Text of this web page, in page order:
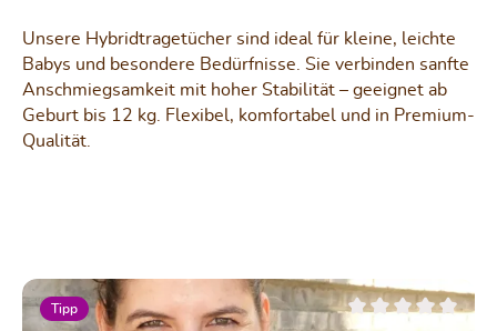
Unsere Hybridtragetücher sind ideal für kleine, leichte
Babys und besondere Bedürfnisse. Sie verbinden sanfte
Anschmiegsamkeit mit hoher Stabilität – geeignet ab
Geburt bis 12 kg. Flexibel, komfortabel und in Premium-
Qualität.
Produktgalerie überspringen
Tipp